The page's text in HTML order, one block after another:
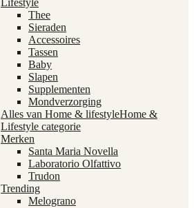
Lifestyle
Thee
Sieraden
Accessoires
Tassen
Baby
Slapen
Supplementen
Mondverzorging
Alles van Home & lifestyleHome &
Lifestyle categorie
Merken
Santa Maria Novella
Laboratorio Olfattivo
Trudon
Trending
Melograno